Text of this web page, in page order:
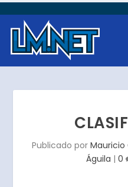
Publicado por Mauricio
Águila | 0